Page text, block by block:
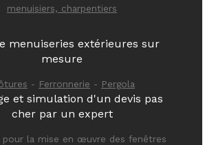
menuisiers, charpentiers
menuiseries extérieures sur
mesure
- Ferronnerie - Pergola
et simulation d'un devis pas
cher par un expert
pour la mise en œuvre des fenêtres